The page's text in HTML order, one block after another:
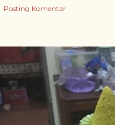
Posting Komentar